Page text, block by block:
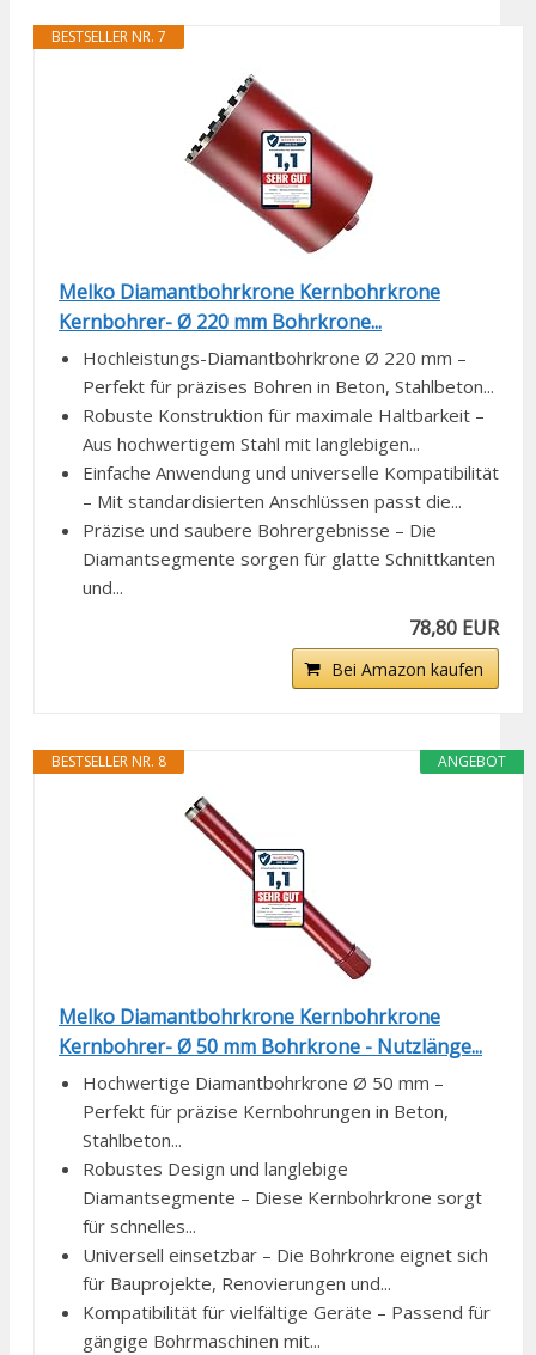
BESTSELLER NR. 7
Melko Diamantbohrkrone Kernbohrkrone
Kernbohrer- Ø 220 mm Bohrkrone...
Hochleistungs-Diamantbohrkrone Ø 220 mm –
Perfekt für präzises Bohren in Beton, Stahlbeton...
Robuste Konstruktion für maximale Haltbarkeit –
Aus hochwertigem Stahl mit langlebigen...
Einfache Anwendung und universelle Kompatibilität
– Mit standardisierten Anschlüssen passt die...
Präzise und saubere Bohrergebnisse – Die
Diamantsegmente sorgen für glatte Schnittkanten
und...
78,80 EUR
Bei Amazon kaufen
ANGEBOT
BESTSELLER NR. 8
Melko Diamantbohrkrone Kernbohrkrone
Kernbohrer- Ø 50 mm Bohrkrone - Nutzlänge...
Hochwertige Diamantbohrkrone Ø 50 mm –
Perfekt für präzise Kernbohrungen in Beton,
Stahlbeton...
Robustes Design und langlebige
Diamantsegmente – Diese Kernbohrkrone sorgt
für schnelles...
Universell einsetzbar – Die Bohrkrone eignet sich
für Bauprojekte, Renovierungen und...
Kompatibilität für vielfältige Geräte – Passend für
gängige Bohrmaschinen mit...